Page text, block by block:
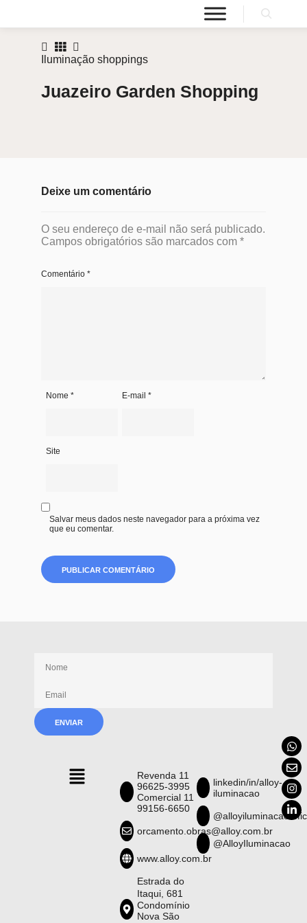
Iluminação shoppings
Juazeiro Garden Shopping
Deixe um comentário
O seu endereço de e-mail não será publicado.
Campos obrigatórios são marcados com *
Comentário *
Nome * E-mail*
Site
Salvar meus dados neste navegador para a próxima vez
que eu comentar.
Revenda 11
96625-3995
Comercial 11
99156-6650
orcamento.obras@alloy.com.br
www.alloy.com.br
Estrada do
Itaqui, 681
Condomínio
Nova São
linkedin/in/alloy-
iluminacao
@AlloyIluminacao